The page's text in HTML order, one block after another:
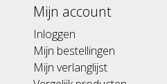
Mijn account
Inloggen
Mijn bestellingen
Mijn verlanglijst